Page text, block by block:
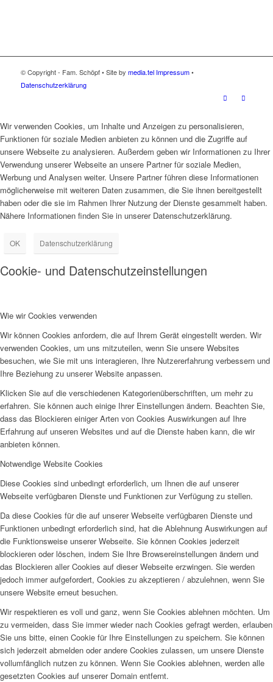
© Copyright - Fam. Schöpf • Site by media.tel Impressum•
Datenschutzerklärung
Wir verwenden Cookies, um Inhalte und Anzeigen zu personalisieren,
Funktionen für soziale Medien anbieten zu können und die Zugriffe auf
unsere Webseite zu analysieren. Außerdem geben wir Informationen zu Ihrer
Verwendung unserer Webseite an unsere Partner für soziale Medien,
Werbung und Analysen weiter. Unsere Partner führen diese Informationen
möglicherweise mit weiteren Daten zusammen, die Sie ihnen bereitgestellt
haben oder die sie im Rahmen Ihrer Nutzung der Dienste gesammelt haben.
Nähere Informationen finden Sie in unserer Datenschutzerklärung.
OK Datenschutzerklärung
Cookie- und Datenschutzeinstellungen
Wie wir Cookies verwenden
Wir können Cookies anfordern, die auf Ihrem Gerät eingestellt werden. Wir
verwenden Cookies, um uns mitzuteilen, wenn Sie unsere Websites
besuchen, wie Sie mit uns interagieren, Ihre Nutzererfahrung verbessern und
Ihre Beziehung zu unserer Website anpassen.
Klicken Sie auf die verschiedenen Kategorienüberschriften, um mehr zu
erfahren. Sie können auch einige Ihrer Einstellungen ändern. Beachten Sie,
dass das Blockieren einiger Arten von Cookies Auswirkungen auf Ihre
Erfahrung auf unseren Websites und auf die Dienste haben kann, die wir
anbieten können.
Notwendige Website Cookies
Diese Cookies sind unbedingt erforderlich, um Ihnen die auf unserer
Webseite verfügbaren Dienste und Funktionen zur Verfügung zu stellen.
Da diese Cookies für die auf unserer Webseite verfügbaren Dienste und
Funktionen unbedingt erforderlich sind, hat die Ablehnung Auswirkungen auf
die Funktionsweise unserer Webseite. Sie können Cookies jederzeit
blockieren oder löschen, indem Sie Ihre Browsereinstellungen ändern und
das Blockieren aller Cookies auf dieser Webseite erzwingen. Sie werden
jedoch immer aufgefordert, Cookies zu akzeptieren / abzulehnen, wenn Sie
unsere Website erneut besuchen.
Wir respektieren es voll und ganz, wenn Sie Cookies ablehnen möchten. Um
zu vermeiden, dass Sie immer wieder nach Cookies gefragt werden, erlauben
Sie uns bitte, einen Cookie für Ihre Einstellungen zu speichern. Sie können
sich jederzeit abmelden oder andere Cookies zulassen, um unsere Dienste
vollumfänglich nutzen zu können. Wenn Sie Cookies ablehnen, werden alle
gesetzten Cookies auf unserer Domain entfernt.